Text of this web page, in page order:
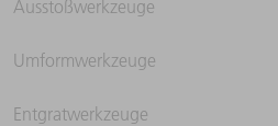
Ausstoßwerkzeuge
Umformwerkzeuge
Entgratwerkzeuge